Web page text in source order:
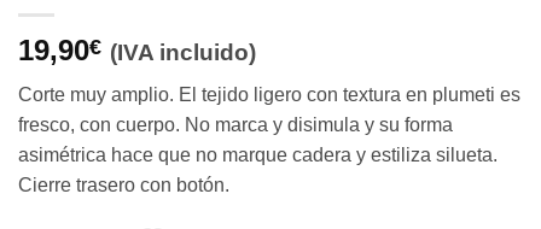
19,90€ (IVA incluido)
Corte muy amplio. El tejido ligero con textura en plumeti es
fresco, con cuerpo. No marca y disimula y su forma
asimétrica hace que no marque cadera y estiliza silueta.
Cierre trasero con botón.